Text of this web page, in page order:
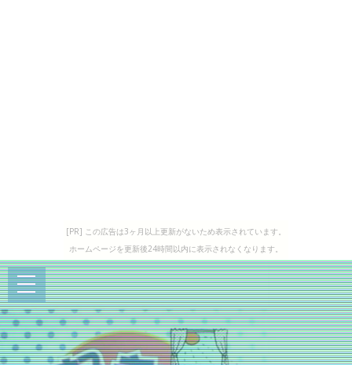
[PR] この広告は3ヶ月以上更新がないため表示されています。
ホームページを更新後24時間以内に表示されなくなります。